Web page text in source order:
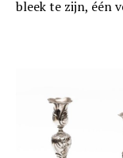
bleek te zijn, één